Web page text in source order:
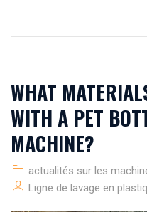
WHAT
WITH A PET
MACHINE?
actualités sur les
Ligne de lavage en